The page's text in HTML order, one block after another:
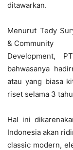
ditawarkan.
Menurut Tedy
& Community
Development,
bahwasanya
atau yang biasa
riset selama 3
Hal ini
Indonesia akan
classic modern,